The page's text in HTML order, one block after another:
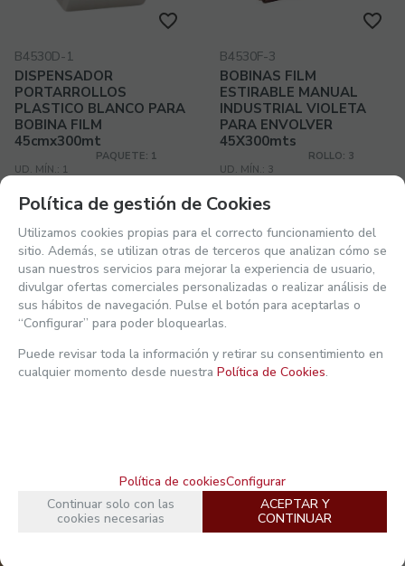
B4530D-1
DISPENSADOR
PORTARROLLOS
PLASTICO BLANCO PARA
BOBINA FILM
45cmx300mt
PAQUETE: 1
UD. MÍN.: 1
20,39€
24,6719 €
24,6719€ PAQUETE
21.00%IVA INCLUIDO
- +
COMPRAR
B4530F-3
BOBINAS FILM
ESTIRABLE MANUAL
INDUSTRIAL VIOLETA
PARA ENVOLVER
45X300mts
ROLLO: 3
UD. MÍN.: 3
9,32€/ud.
11,2772 €/ud.
33,8316€ ROLLO
21.00%IVA INCLUIDO
- +
Política de gestión de Cookies
Utilizamos cookies propias para el correcto funcionamiento del
sitio. Además, se utilizan otras de terceros que analizan cómo se
usan nuestros servicios para mejorar la experiencia de usuario,
divulgar ofertas comerciales personalizadas o realizar análisis de
sus hábitos de navegación. Pulse el botón para aceptarlas o
“Configurar” para poder bloquearlas.
Puede revisar toda la información y retirar su consentimiento en
cualquier momento desde nuestra Política de Cookies.
Política de cookiesConfigurar
Continuar solo con las
cookies necesarias
ACEPTAR Y
CONTINUAR